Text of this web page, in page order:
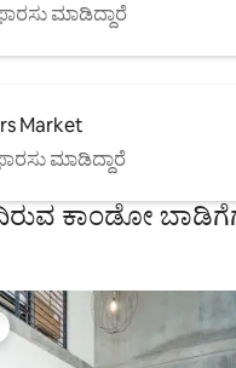
ಮಾಡಿದ್ದಾರೆ
Market
ಮಾಡಿದ್ದಾರೆ
ಕಾಂಡೋ